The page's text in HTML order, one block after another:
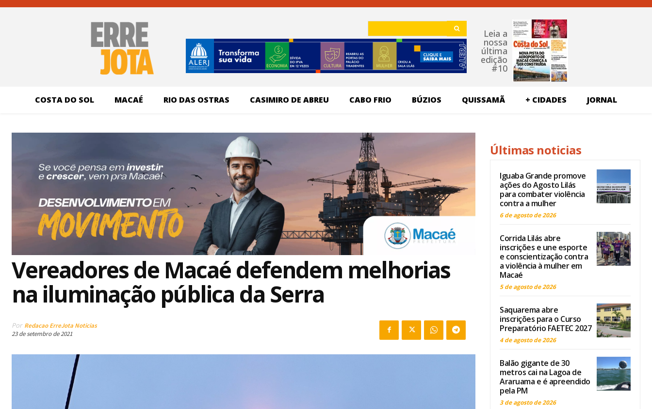
Leia a
nossa
última
edição
#10
COSTA DO SOL MACAÉ RIO DAS OSTRAS CASIMIRO DE ABREU CABO FRIO BÚZIOS QUISSAMÃ + CIDADES JORNAL
Vereadores de Macaé defendem melhorias
na iluminação pública da Serra
Por Redacao ErreJota Noticias
23 de setembro de 2021
Últimas noticias
Iguaba Grande promove
ações do Agosto Lilás
para combater violência
contra a mulher
6 de agosto de 2026
Corrida Lilás abre
inscrições e une esporte
e conscientização contra
a violência à mulher em
Macaé
5 de agosto de 2026
Saquarema abre
inscrições para o Curso
Preparatório FAETEC 2027
4 de agosto de 2026
Balão gigante de 30
metros cai na Lagoa de
Araruama e é apreendido
pela PM
3 de agosto de 2026